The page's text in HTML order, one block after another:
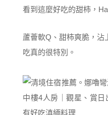
看到這麼好吃的甜柿，
蘆薈軟Q、甜柿爽脆，
吃真的很特別。